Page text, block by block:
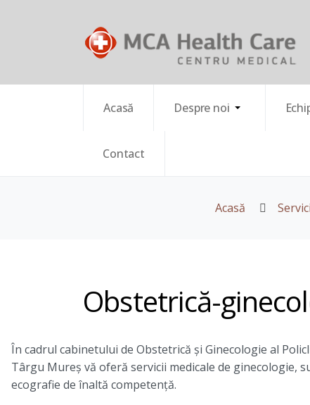
Acasă Despre noi
Contact
Acasă
Obstetrică-
În cadrul cabinetului de Obstetrică și Ginecologie al
Târgu Mureș vă oferă servicii medicale de ginecologie,
ecografie de înaltă competență.